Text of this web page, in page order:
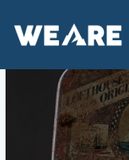
inhoud